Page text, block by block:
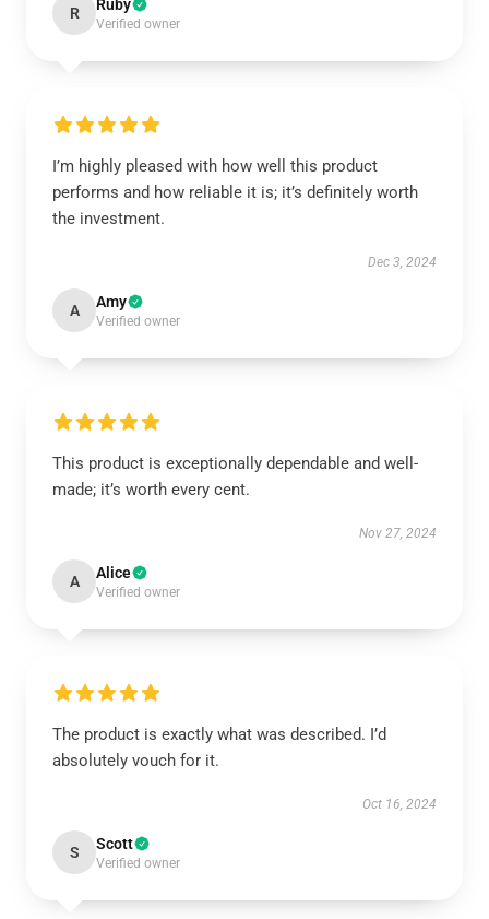
R Ruby
Verified owner
I’m highly pleased with how well this product
performs and how reliable it is; it’s definitely worth
the investment.
Dec 3, 2024
A Amy
Verified owner
This product is exceptionally dependable and well-
made; it’s worth every cent.
Nov 27, 2024
A Alice
Verified owner
The product is exactly what was described. I’d
absolutely vouch for it.
Oct 16, 2024
S Scott
Verified owner